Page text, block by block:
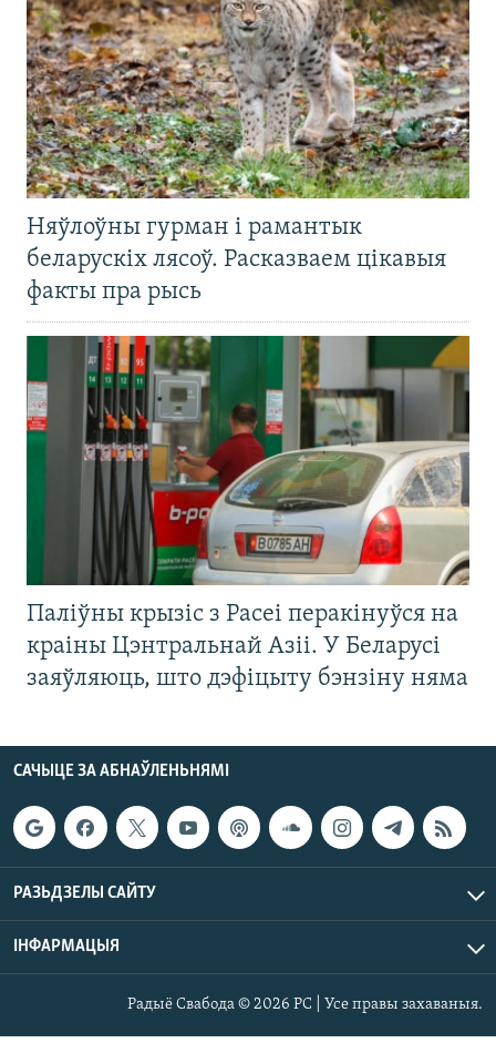
Няўлоўны гурман і рамантык
беларускіх лясоў. Расказваем цікавыя
факты пра рысь
Паліўны крызіс з Расеі перакінуўся на
краіны Цэнтральнай Азіі. У Беларусі
заяўляюць, што дэфіцыту бэнзіну няма
САЧЫЦЕ ЗА АБНАЎЛЕНЬНЯМІ
РАЗЬДЗЕЛЫ САЙТУ
ІНФАРМАЦЫЯ
Радыё Свабода © 2026 РС | Усе правы захаваныя.